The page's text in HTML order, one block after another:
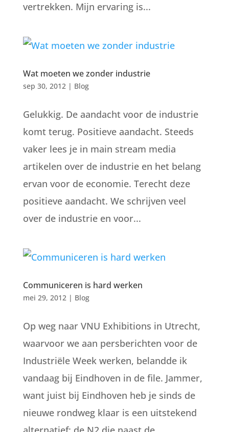
vertrekken. Mijn ervaring is...
Wat moeten we zonder industrie
sep 30, 2012| Blog
Gelukkig. De aandacht voor de industrie
komt terug. Positieve aandacht. Steeds
vaker lees je in main stream media
artikelen over de industrie en het belang
ervan voor de economie. Terecht deze
positieve aandacht. We schrijven veel
over de industrie en voor...
Communiceren is hard werken
mei 29, 2012| Blog
Op weg naar VNU Exhibitions in Utrecht,
waarvoor we aan persberichten voor de
Industriële Week werken, belandde ik
vandaag bij Eindhoven in de file. Jammer,
want juist bij Eindhoven heb je sinds de
nieuwe rondweg klaar is een uitstekend